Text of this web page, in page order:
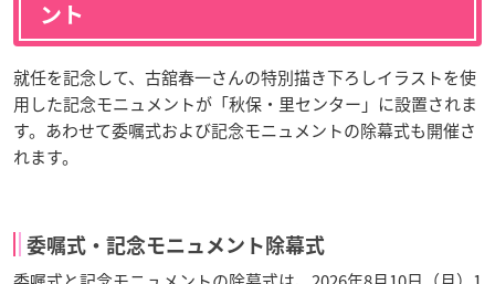
ント
就任を記念して、古舘春一さんの特別描き下ろしイラストを使
用した記念モニュメントが「秋保・里センター」に設置されま
す。あわせて委嘱式および記念モニュメントの除幕式も開催さ
れます。
委嘱式・記念モニュメント除幕式